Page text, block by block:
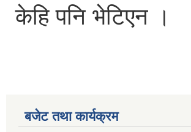
केहि पनि भेटिएन ।
बजेट तथा कार्यक्रम